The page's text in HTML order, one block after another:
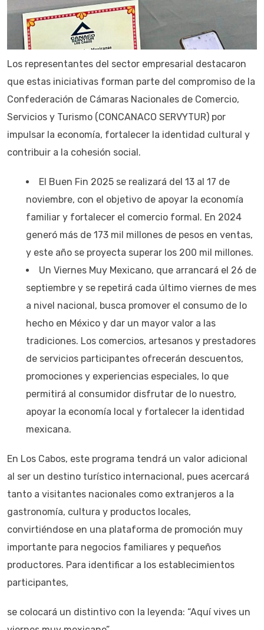
Los representantes del sector empresarial destacaron
que estas iniciativas forman parte del compromiso de la
Confederación de Cámaras Nacionales de Comercio,
Servicios y Turismo (CONCANACO SERVYTUR) por
impulsar la economía, fortalecer la identidad cultural y
contribuir a la cohesión social.
El Buen Fin 2025 se realizará del 13 al 17 de
noviembre, con el objetivo de apoyar la economía
familiar y fortalecer el comercio formal. En 2024
generó más de 173 mil millones de pesos en ventas,
y este año se proyecta superar los 200 mil millones.
Un Viernes Muy Mexicano, que arrancará el 26 de
septiembre y se repetirá cada último viernes de mes
a nivel nacional, busca promover el consumo de lo
hecho en México y dar un mayor valor a las
tradiciones. Los comercios, artesanos y prestadores
de servicios participantes ofrecerán descuentos,
promociones y experiencias especiales, lo que
permitirá al consumidor disfrutar de lo nuestro,
apoyar la economía local y fortalecer la identidad
mexicana.
En Los Cabos, este programa tendrá un valor adicional
al ser un destino turístico internacional, pues acercará
tanto a visitantes nacionales como extranjeros a la
gastronomía, cultura y productos locales,
convirtiéndose en una plataforma de promoción muy
importante para negocios familiares y pequeños
productores. Para identificar a los establecimientos
participantes,
se colocará un distintivo con la leyenda: “Aquí vives un